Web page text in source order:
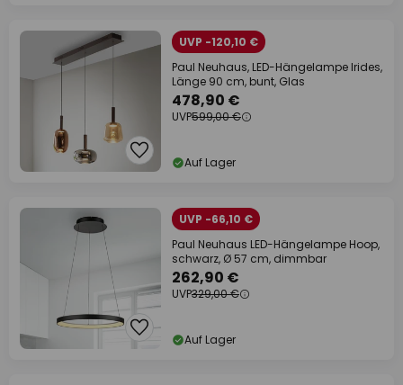
UVP -120,10 €
Paul Neuhaus, LED-Hängelampe Irides,
Länge 90 cm, bunt, Glas
478,90 €
UVP599,00 €
Auf Lager
UVP -66,10 €
Paul Neuhaus LED-Hängelampe Hoop,
schwarz, Ø 57 cm, dimmbar
262,90 €
UVP329,00 €
Auf Lager